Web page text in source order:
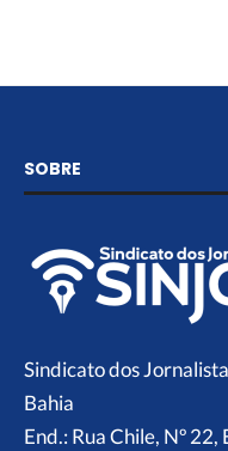
SOBRE
Sindicato dos
Bahia
End.: Rua Chile, Nº